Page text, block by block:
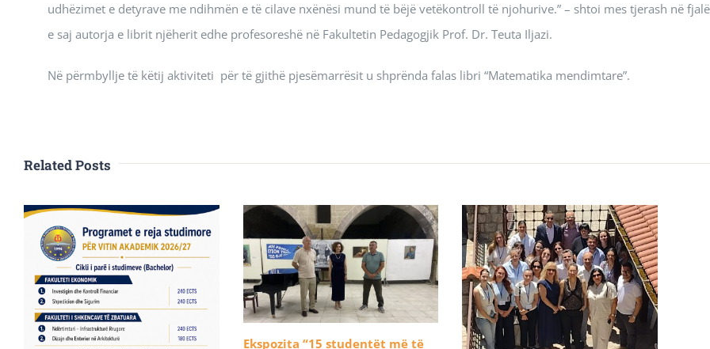
udhëzimet e detyrave me ndihmën e të cilave nxënësi mund të bëjë vetëkontroll të njohurive.” – shtoi mes tjerash në
e saj autorja e librit njëherit edhe profesoreshë në Fakultetin Pedagogjik Prof. Dr. Teuta Iljazi.
Në përmbyllje të këtij aktiviteti për të gjithë pjesëmarrësit u shprënda falas libri “Matematika mendimtare”.
Related Posts
Ekspozita “15 studentët më të